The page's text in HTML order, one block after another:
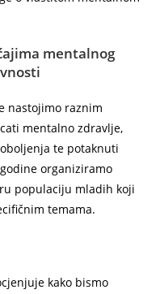
mentalnog
nastojimo raznim
mentalno zdravlje,
te potaknuti
organiziramo
populaciju mladih koji
temama.
kako bismo